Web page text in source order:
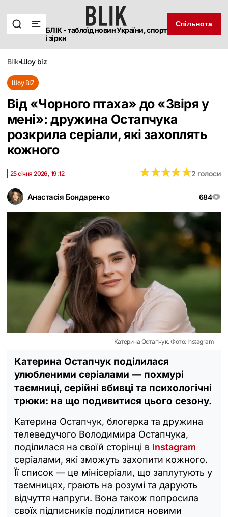
БЛІК - таблоїд новин України, спорт
і зірки
Спільнота
blik шоу biz
Шоу BIZ
Від «Чорного птаха» до «Звіря у
мені»: дружина Остапчука
розкрила серіали, які захоплять
кожного
Анастасія Бондаренко 684
25 січня 2026, 19:12 ★★★★★
★★★★★2 голоси
Катерина Остапчук. Фото: Instagram
Катерина Остапчук поділилася
улюбленими серіалами — похмурі
таємниці, серійні вбивці та психологічні
трюки: на що подивитися цього сезону.
Катерина Остапчук, блогерка та дружина
телеведучого Володимира Остапчука,
поділилася на своїй сторінці в Instagram
серіалами, які зможуть захопити кожного.
Її список — це мінісеріали, що заплутують у
таємницях, грають на розумі та дарують
відчуття напруги. Вона також попросила
своїх підписників поділитися новими